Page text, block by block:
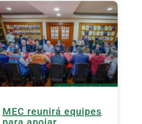
MEC reunirá equipes